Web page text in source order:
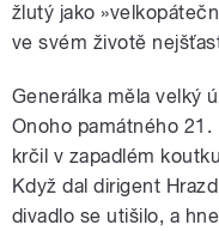
žlutý jako
ve svém životě
Generálka měla velký
Onoho památného
krčil v zapadlém
Když dal dirigent
divadlo se utišilo, a